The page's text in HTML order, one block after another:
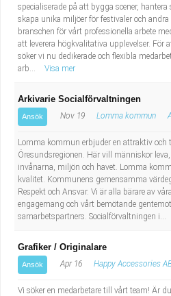
specialiserade på att bygga scener,
skapa unika miljöer för festivaler och andra
branschen för vårt professionella arbete
att leverera högkvalitativa upplevelser. För
söker vi nu dedikerade och flexibla
arb...
Visa mer
Arkivarie Socialförvaltningen
Ansök Nov 19 Lomma kommun
Lomma kommun erbjuder en attraktiv
Öresundsregionen. Här vill människor
invånarna, miljön och havet. Lomma
kvalitet. Kommunens gemensamma
Respekt och Ansvar. Vi är alla bärare av
engagemang och vårt bemötande
samarbetspartners. Socialförvaltningen i...
Grafiker / Originalare
Ansök Apr 16 Happy Accessories
Vi söker en medarbetare till vårt team! Är